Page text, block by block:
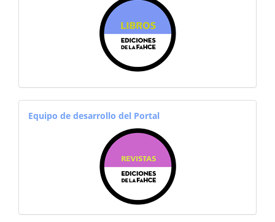
equiporevistas
Equipo de desarrollo del Portal